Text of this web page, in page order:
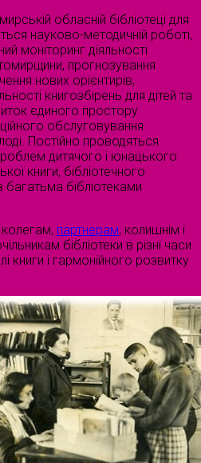
обласній бібліотеці для
науково-методичній роботі,
моніторинг діяльності
прогнозування
нових орієнтирів,
книгозбірень для дітей та
єдиного простору
обслуговування
Постійно проводяться
дитячого і юнацького
книги, бібліотечного
багатьма бібліотеками
партнерам, колишнім і
бібліотеки в різні часи
книги і гармонійного розвитку